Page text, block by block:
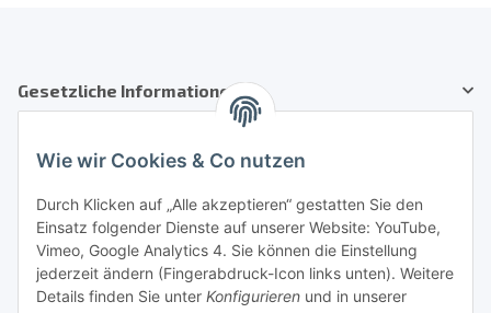
Gesetzliche Informationen
Email: info@auto-equipment.ch
Sie benötigen Hilfe?
Wie wir Cookies & Co nutzen
Durch Klicken auf „Alle akzeptieren“ gestatten Sie den
Einsatz folgender Dienste auf unserer Website: YouTube,
Vimeo, Google Analytics 4. Sie können die Einstellung
jederzeit ändern (Fingerabdruck-Icon links unten). Weitere
Details finden Sie unter Konfigurieren und in unserer